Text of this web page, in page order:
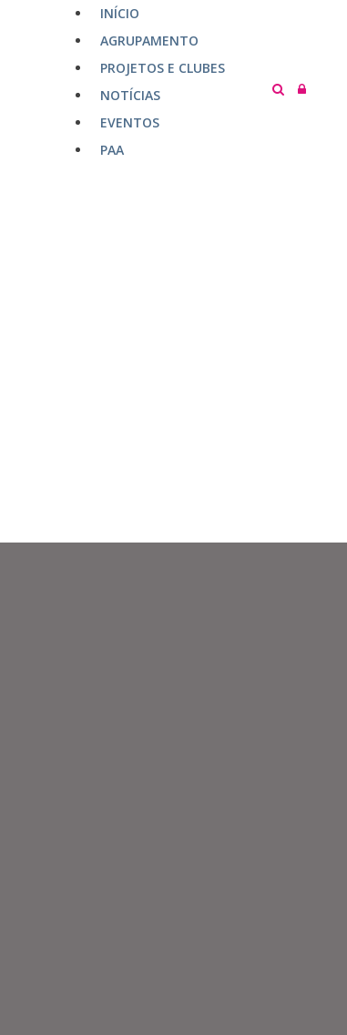
INÍCIO
AGRUPAMENTO
PROJETOS E CLUBES
NOTÍCIAS
EVENTOS
PAA